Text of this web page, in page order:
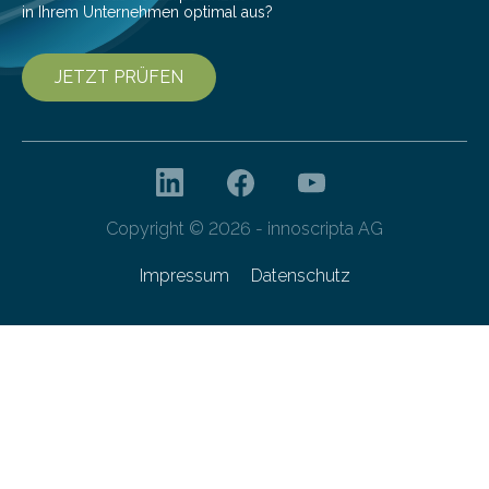
in Ihrem Unternehmen optimal aus?
JETZT PRÜFEN
Copyright © 2026 - innoscripta AG
Impressum Datenschutz